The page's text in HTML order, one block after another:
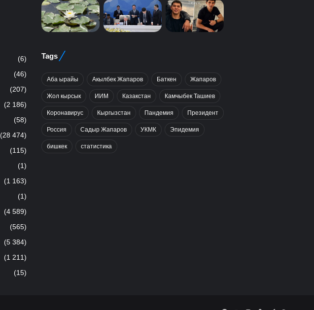
(6)
(46)
(207)
(2 186)
(58)
(28 474)
(115)
(1)
(1 163)
(1)
(4 589)
(565)
(5 384)
(1 211)
(15)
Tags
Аба ырайы Акылбек Жапаров Баткен Жапаров
Жол кырсык ИИМ Казакстан Камчыбек Ташиев
Коронавирус Кыргызстан Пандемия Президент
Россия Садыр Жапаров УКМК Эпидемия
бишкек статистика